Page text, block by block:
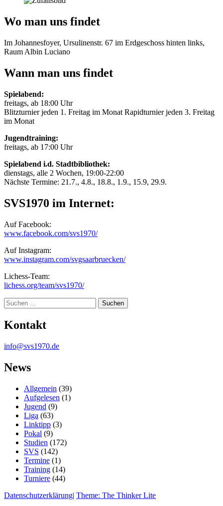
Wo man uns findet
Im Johannesfoyer, Ursulinenstr. 67 im Erdgeschoss hinten links,
Raum Albin Luciano
Wann man uns findet
Spielabend:
freitags, ab 18:00 Uhr
Blitzturnier jeden 1. Freitag im Monat Rapidturnier jeden 3. Freitag
im Monat
Jugendtraining:
freitags, ab 17:00 Uhr
Spielabend i.d. Stadtbibliothek:
dienstags, alle 2 Wochen, 19:00-22:00
Nächste Termine: 21.7., 4.8., 18.8., 1.9., 15.9, 29.9.
SVS1970 im Internet:
Auf Facebook:
www.facebook.com/svs1970/
Auf Instagram:
www.instagram.com/svgsaarbruecken/
Lichess-Team:
lichess.org/team/svs1970/
Suche
Kontakt
info@svs1970.de
News
Allgemein (39)
Aufgelesen (1)
Jugend (9)
Liga (63)
Linktipp (3)
Pokal (9)
Studien (172)
SVS (142)
Termine (1)
Training (14)
Turniere (44)
Datenschutzerklärung| Theme: The Thinker Lite